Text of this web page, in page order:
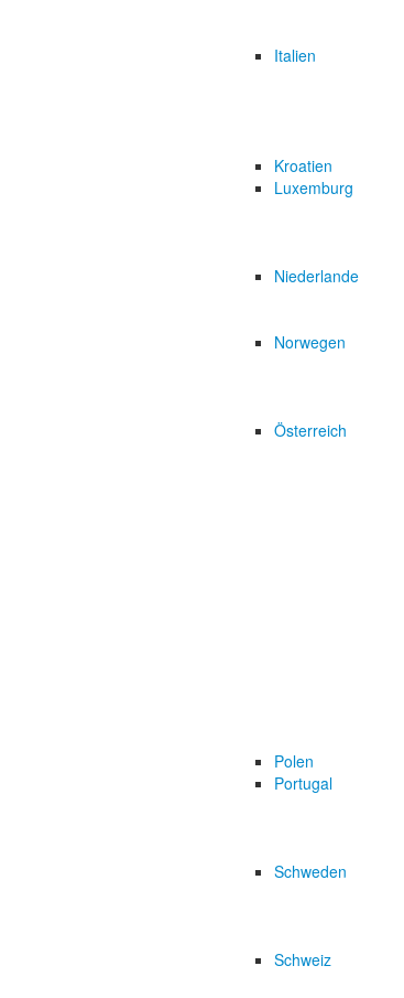
Italien
Kroatien
Luxemburg
Niederlande
Norwegen
Österreich
Polen
Portugal
Schweden
Schweiz